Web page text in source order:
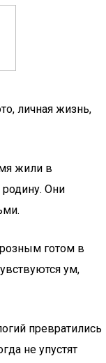
личная жизнь,
жили в
родину. Они
готом в
ум,
превратились
не упустят